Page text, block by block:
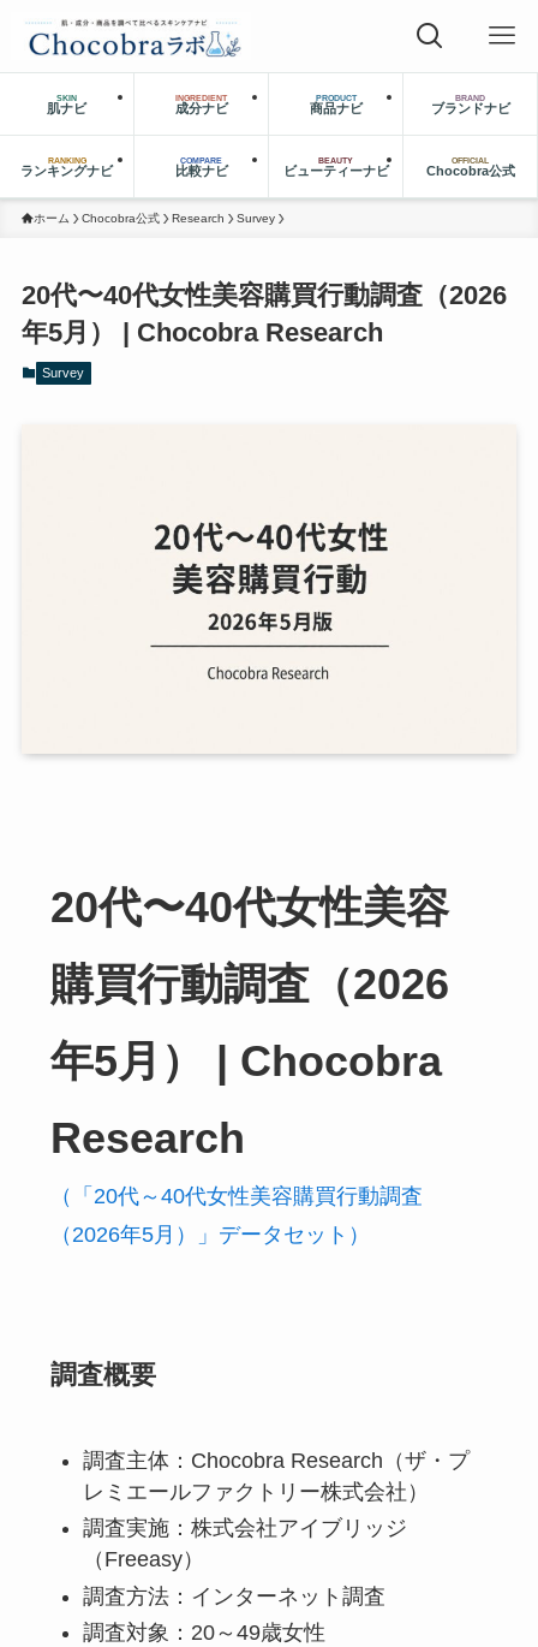
SKIN
肌ナビ
INGREDIENT
成分ナビ
PRODUCT
商品ナビ
BRAND
ブランドナビ
RANKING
ランキングナビ
COMPARE
比較ナビ
BEAUTY
ビューティーナビ
OFFICIAL
Chocobra公式
ホーム Chocobra公式 Research Survey
20代〜40代女性美容購買行動調査（2026
年5月） | Chocobra Research
Survey
20代〜40代女性美容
購買行動調査（2026
年5月） | Chocobra
Research
（「20代～40代女性美容購買行動調査
（2026年5月）」データセット）
調査概要
調査主体：Chocobra Research（ザ・プ
レミエールファクトリー株式会社）
調査実施：株式会社アイブリッジ
（Freeasy）
調査方法：インターネット調査
調査対象：20～49歳女性